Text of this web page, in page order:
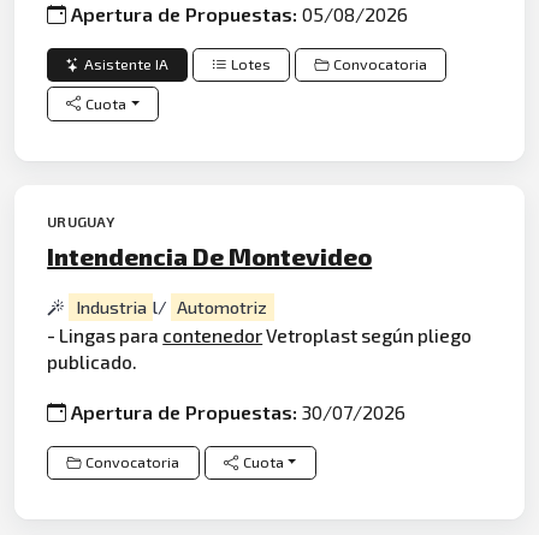
Apertura de Propuestas:05/08/2026
Asistente IA Lotes Convocatoria
Cuota
URUGUAY
Intendencia De Montevideo
Industria l/ Automotriz
- Lingas para contenedorVetroplast según pliego
publicado.
Apertura de Propuestas:30/07/2026
Convocatoria Cuota